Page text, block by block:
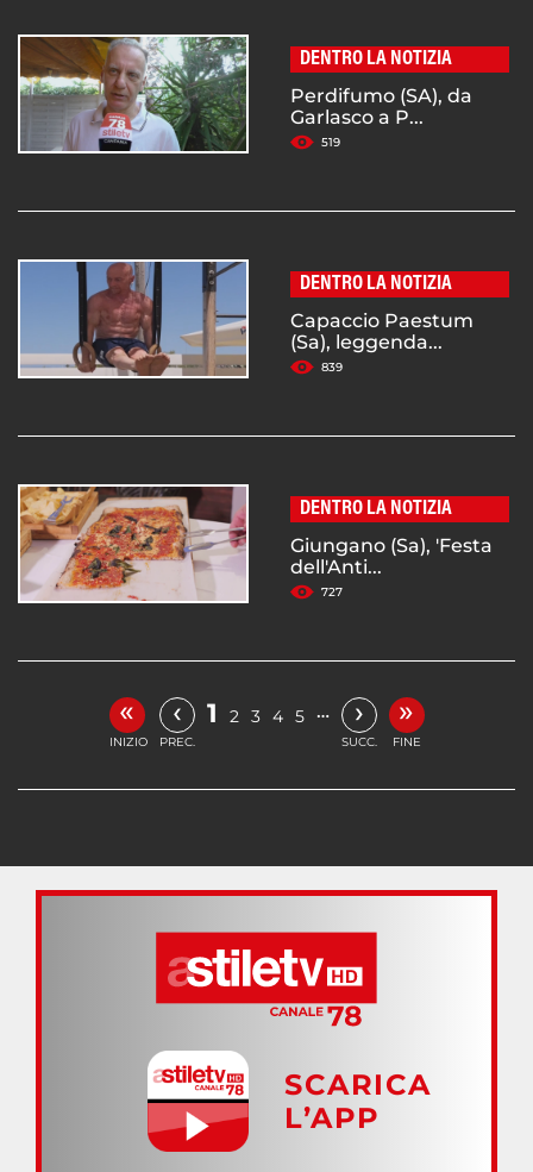
DENTRO LA NOTIZIA
Perdifumo (SA), da
Garlasco a P...
519
DENTRO LA NOTIZIA
Capaccio Paestum
(Sa), leggenda...
839
DENTRO LA NOTIZIA
Giungano (Sa), 'Festa
dell'Anti...
727
«
INIZIO
‹
PREC.
1 2 3 4 5 … ›
SUCC.
»
FINE
SCARICA
L’APP